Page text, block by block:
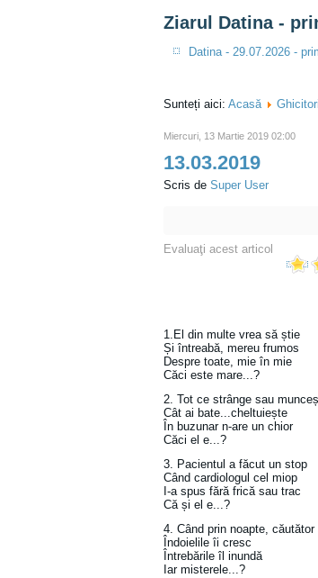
Ziarul Datina -
Datina - 29.07.2026 -
Sunteți aici: Acasă
Miercuri, 13 Martie 2019 02:00
13.03.2019
Scris de Super User
Evaluaţi acest articol
1.El din multe vrea să știe
Și întreabă, mereu frumos
Despre toate, mie în mie
Căci este mare...?
2. Tot ce strânge sau
Cât ai bate...cheltuiește
În buzunar n-are un chior
Căci el e...?
3. Pacientul a făcut un stop
Când cardiologul cel miop
I-a spus fără frică sau trac
Că și el e...?
4. Când prin noapte, căutător
Îndoielile îi cresc
Întrebările îl inundă
Iar misterele...?